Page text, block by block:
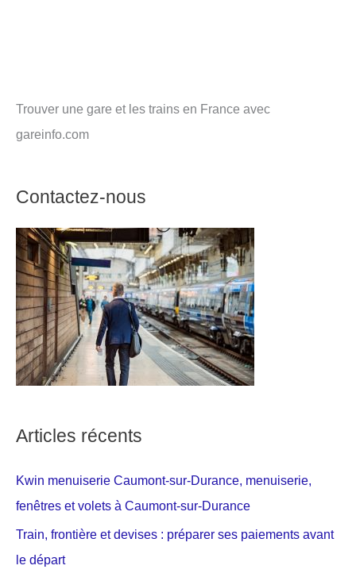
Trouver une gare et les trains en France avec
gareinfo.com
Contactez-nous
Articles récents
Kwin menuiserie Caumont-sur-Durance, menuiserie,
fenêtres et volets à Caumont-sur-Durance
Train, frontière et devises : préparer ses paiements avant
le départ